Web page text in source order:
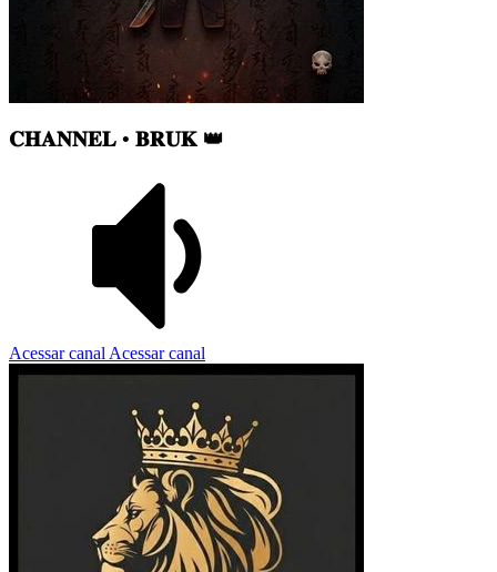
𝐂𝐇𝐀𝐍𝐍𝐄𝐋 • 𝐁𝐑𝐔𝐊 👑
Acessar canal Acessar canal